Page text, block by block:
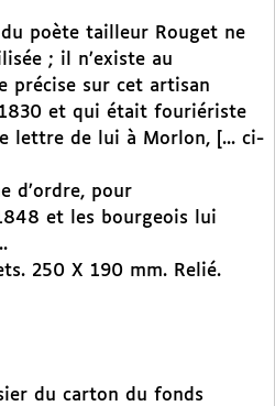
poète tailleur Rouget ne
; il n’existe au
précise sur cet artisan
et qui était fouriériste
lettre de lui à Morlon, [... ci-
d’ordre, pour
et les bourgeois lui
250 X 190 mm. Relié.
du carton du fonds